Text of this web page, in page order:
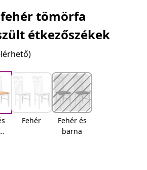
tömörfa
étkezőszékek
Fehér
Fehér és
barna